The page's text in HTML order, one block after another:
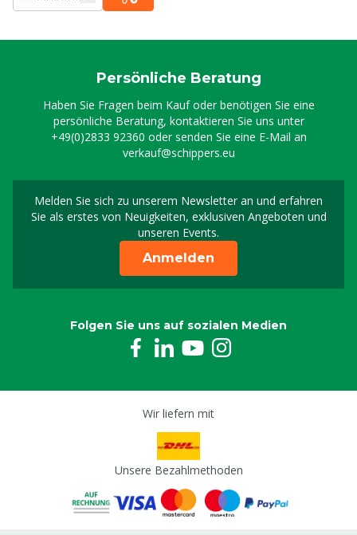
Persönliche Beratung
Haben Sie Fragen beim Kauf oder benötigen Sie eine
persönliche Beratung, kontaktieren Sie uns unter
+49(0)2833 92360 oder senden Sie eine E-Mail an
verkauf@schippers.eu
Melden Sie sich zu unserem Newsletter an und erfahren
Sie als erstes von Neuigkeiten, exklusiven Angeboten und
unseren Events.
Melden Sie sich für
Anmelden
Folgen Sie uns auf sozialen Medien
Wir liefern mit
Unsere Bezahlmethoden